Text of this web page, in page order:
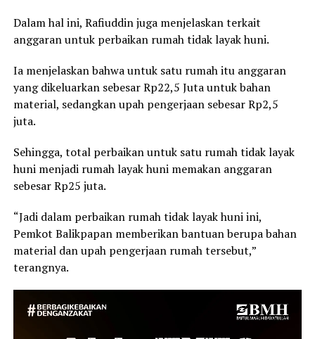
Dalam hal ini, Rafiuddin juga menjelaskan terkait
anggaran untuk perbaikan rumah tidak layak huni.
Ia menjelaskan bahwa untuk satu rumah itu anggaran
yang dikeluarkan sebesar Rp22,5 Juta untuk bahan
material, sedangkan upah pengerjaan sebesar Rp2,5
juta.
Sehingga, total perbaikan untuk satu rumah tidak layak
huni menjadi rumah layak huni memakan anggaran
sebesar Rp25 juta.
“Jadi dalam perbaikan rumah tidak layak huni ini,
Pemkot Balikpapan memberikan bantuan berupa bahan
material dan upah pengerjaan rumah tersebut,”
terangnya.